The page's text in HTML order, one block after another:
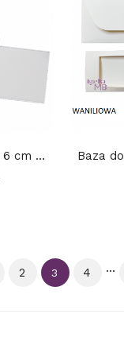
Koperta mini 9 x 6 cm - SZARA + BIAŁY bilecik
2 3 4 …